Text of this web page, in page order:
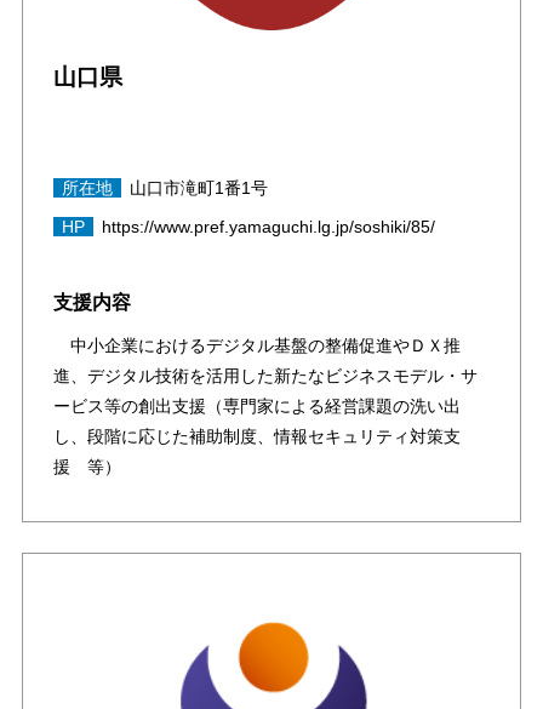
山口県
所在地
山口市滝町1番1号
HP
https://www.pref.yamaguchi.lg.jp/soshiki/85/
支援内容
中小企業におけるデジタル基盤の整備促進やＤＸ推
進、デジタル技術を活用した新たなビジネスモデル・サ
ービス等の創出支援（専門家による経営課題の洗い出
し、段階に応じた補助制度、情報セキュリティ対策支
援 等）